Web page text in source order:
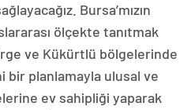
Bursa’mızın
ölçekte tanıtmak
ve Kükürtlü bölgelerinde
planlamayla ulusal ve
ev sahipliği yaparak